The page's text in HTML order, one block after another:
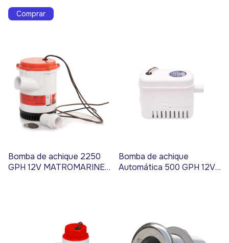
Bomba de achique 2250
GPH 12V MATROMARINE -
Bomba de achique
Automática 500 GPH 12V